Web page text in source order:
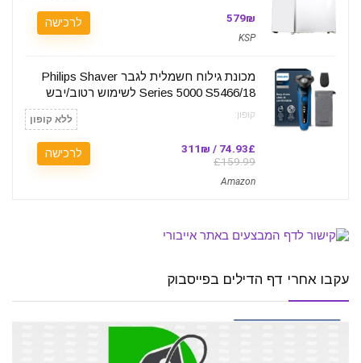
579₪
KSP
לרכישה
מכונת גילוח חשמלית לגבר Philips Shaver
Series 5000 S5466/18 לשימוש רטוב/יבש
קופון: ללא קופון
74.93£ / 311₪
£159.99
Amazon
לרכישה
עקבו אחרי דף הדילים בפייסבוק